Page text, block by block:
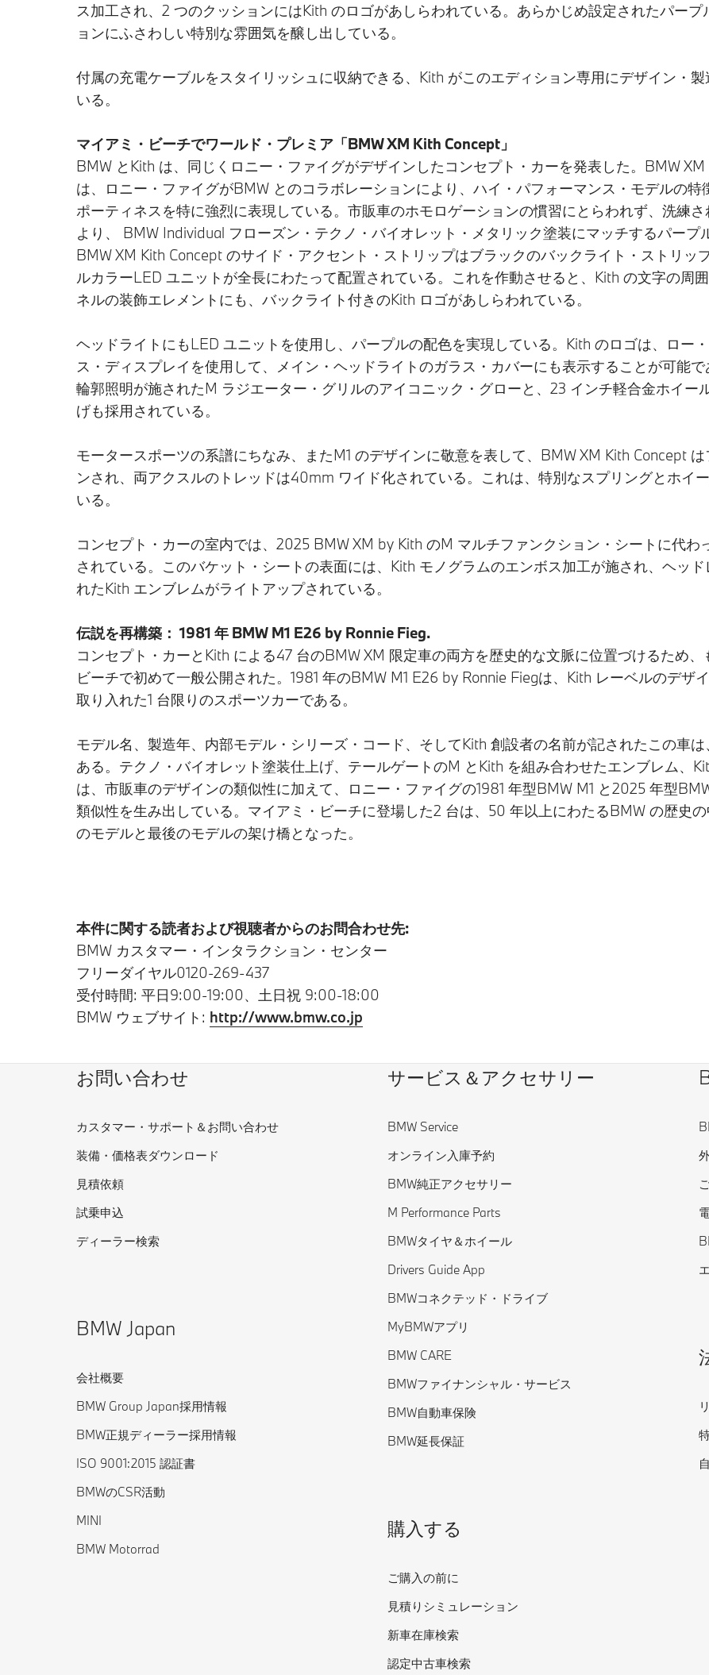
ス加工され、2 つのクッションにはKith のロゴがあしらわれている。あらかじめ設定されたパー
ョンにふさわしい特別な雰囲気を醸し出している。
付属の充電ケーブルをスタイリッシュに収納できる、Kith がこのエディション専用にデザイン・
いる。
マイアミ・ビーチでワールド・プレミア「BMW XM Kith Concept」
BMW とKith は、同じくロニー・ファイグがデザインしたコンセプト・カーを発表した。BMW
は、ロニー・ファイグがBMW とのコラボレーションにより、ハイ・パフォーマンス・モデルの
ポーティネスを特に強烈に表現している。市販車のホモロゲーションの慣習にとらわれず、洗練
より、 BMW Individual フローズン・テクノ・バイオレット・メタリック塗装にマッチするパープ
BMW XM Kith Concept のサイド・アクセント・ストリップはブラックのバックライト・ストリッ
ルカラーLED ユニットが全長にわたって配置されている。これを作動させると、Kith の文字の周
ネルの装飾エレメントにも、バックライト付きのKith ロゴがあしらわれている。
ヘッドライトにもLED ユニットを使用し、パープルの配色を実現している。Kith のロゴは、ロー
ス・ディスプレイを使用して、メイン・ヘッドライトのガラス・カバーにも表示することが可能
輪郭照明が施されたM ラジエーター・グリルのアイコニック・グローと、23 インチ軽合金ホイー
げも採用されている。
モータースポーツの系譜にちなみ、またM1 のデザインに敬意を表して、BMW XM Kith Concept
ンされ、両アクスルのトレッドは40mm ワイド化されている。これは、特別なスプリングとホイ
いる。
コンセプト・カーの室内では、2025 BMW XM by Kith のM マルチファンクション・シートに代
されている。このバケット・シートの表面には、Kith モノグラムのエンボス加工が施され、ヘッ
れたKith エンブレムがライトアップされている。
伝説を再構築： 1981 年 BMW M1 E26 by Ronnie Fieg.
コンセプト・カーとKith による47 台のBMW XM 限定車の両方を歴史的な文脈に位置づけるため
ビーチで初めて一般公開された。1981 年のBMW M1 E26 by Ronnie Fiegは、Kith レーベルのデザ
取り入れた1 台限りのスポーツカーである。
モデル名、製造年、内部モデル・シリーズ・コード、そしてKith 創設者の名前が記されたこの車
ある。テクノ・バイオレット塗装仕上げ、テールゲートのM とKith を組み合わせたエンブレム、
は、市販車のデザインの類似性に加えて、ロニー・ファイグの1981 年型BMW M1 と2025 年型
類似性を生み出している。マイアミ・ビーチに登場した2 台は、50 年以上にわたるBMW の歴史
のモデルと最後のモデルの架け橋となった。
本件に関する読者および視聴者からのお問合わせ先:
BMW カスタマー・インタラクション・センター
フリーダイヤル0120-269-437
受付時間: 平日9:00-19:00、土日祝 9:00-18:00
BMW ウェブサイト: http://www.bmw.co.jp
お問い合わせ
カスタマー・サポート＆お問い合わせ
装備・価格表ダウンロード
見積依頼
試乗申込
ディーラー検索
BMW Japan
会社概要
BMW Group Japan採用情報
BMW正規ディーラー採用情報
ISO 9001:2015 認証書
BMWのCSR活動
MINI
BMW Motorrad
サービス＆アクセサリー
BMW Service
オンライン入庫予約
BMW純正アクセサリー
M Performance Parts
BMWタイヤ＆ホイール
Drivers Guide App
BMWコネクテッド・ドライブ
MyBMWアプリ
BMW CARE
BMWファイナンシャル・サービス
BMW自動車保険
BMW延長保証
購入する
ご購入の前に
見積りシミュレーション
新車在庫検索
認定中古車検索